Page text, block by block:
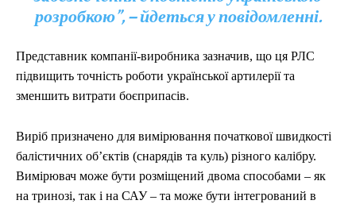
розробкою”, – йдеться у повідомленні.
Представник компанії-виробника зазначив, що ця РЛС
підвищить точність роботи української артилерії та
зменшить витрати боєприпасів.
Виріб призначено для вимірювання початкової швидкості
балістичних об’єктів (снарядів та куль) різного калібру.
Вимірювач може бути розміщений двома способами – як
на тринозі, так і на САУ – та може бути інтегрований в